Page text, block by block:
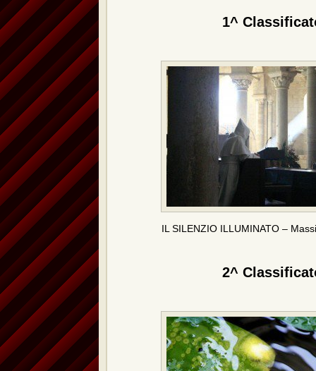
1^
IL SILENZIO ILLUMINATO –
2^